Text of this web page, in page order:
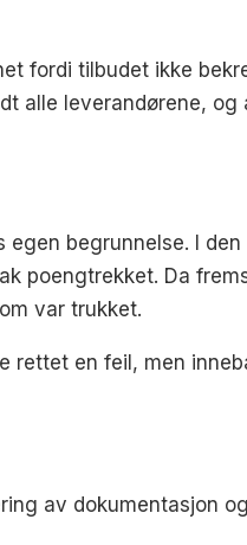
fordi tilbudet ikke
alle leverandørene,
begrunnelse. I
poengtrekket. Da
var trukket.
rettet en feil, men
av dokumentasjon